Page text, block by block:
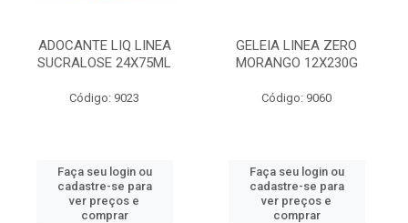
ADOCANTE LIQ LINEA
SUCRALOSE 24X75ML
Código: 9023
Faça seu login ou
cadastre-se para
ver preços e
comprar
GELEIA LINEA ZERO
MORANGO 12X230G
Código: 9060
Faça seu login ou
cadastre-se para
ver preços e
comprar